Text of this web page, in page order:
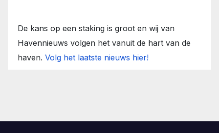
De kans op een staking is groot en wij van
Havennieuws volgen het vanuit de hart van de
haven. Volg het laatste nieuws hier!